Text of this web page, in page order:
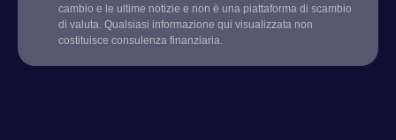
cambio e le ultime notizie e non è una piattaforma di scambio
di valuta. Qualsiasi informazione qui visualizzata non
costituisce consulenza finanziaria.